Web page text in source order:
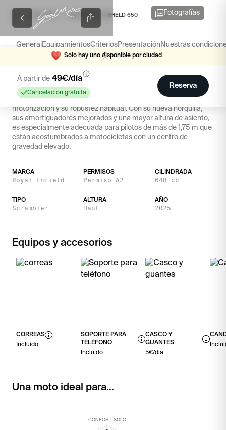
/ CATALOGO BEAR ROYAL ENFIELD 650 Fotografías
General EquipamientosCriteriosPresentación Nuestras
Bear Royal Enfield 650
Buenas noticias para 2025 de parte de Royal Enfield: ¡una
Scrambler con el motor Interceptor! Nos encanta su estilo, su
motorización y su robustez habitual. Con su nueva horquilla,
sus amortiguadores mejorados y una mayor altura de asiento,
es especialmente adecuada para pilotos de más de 1,75 m que
están acostumbrados a motocicletas con un centro de
gravedad elevado.
MARCA
Royal Enfield
PERMISOS
Permiso A2
CILINDRADA
648 cc
TIPO
Scrambler
ALTURA
Haut
AÑO
2025
Equipos y accesorios
CORREAS
Incluido
SOPORTE PARA
TELÉFONO
Incluido
CASCO Y
GUANTES
5€/día
Una moto ideal para...
A partir de 49€/día
Cancelación gratuita
So o hay uno disponib e por ciudad
Reserva